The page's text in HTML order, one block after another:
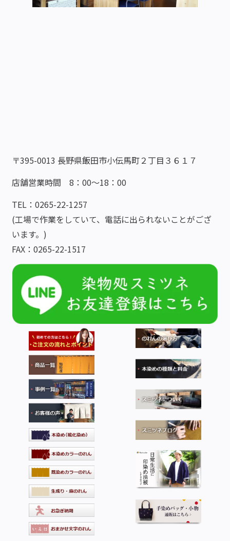
〒395-0013 長野県飯田市小伝馬町２丁目３６１７
店舗営業時間 8：00～18：00
TEL：0265-22-1257
(工場で作業をしていて、電話に出られないことがござ
います。)
FAX：0265-22-1517